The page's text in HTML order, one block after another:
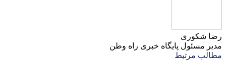
رضا شکوری
مدیر مسئول پایگاه خبری راه وطن
مطالب مرتبط